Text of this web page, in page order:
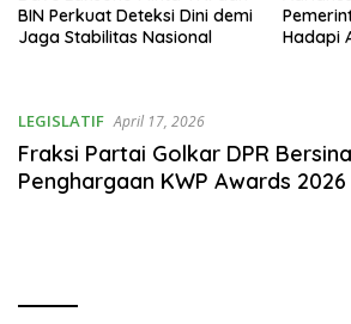
BIN Perkuat Deteksi Dini demi
Jaga Stabilitas Nasional
Hadapi
LEGISLATIF April 17, 2026
Fraksi Partai Golkar DPR
Penghargaan KWP Awards